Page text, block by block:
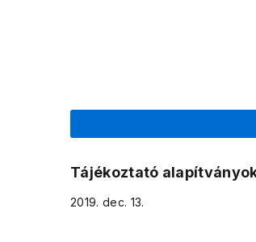
Tájékoztató
2019. dec. 13.